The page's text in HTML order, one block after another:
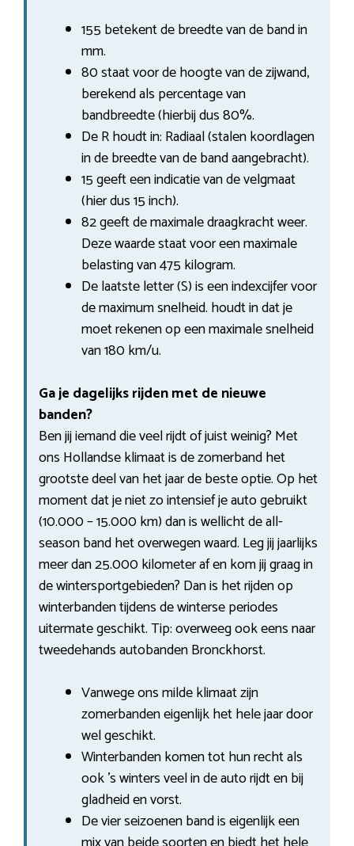
155 betekent de breedte van de band in
mm.
80 staat voor de hoogte van de zijwand,
berekend als percentage van
bandbreedte (hierbij dus 80%.
De R houdt in: Radiaal (stalen koordlagen
in de breedte van de band aangebracht).
15 geeft een indicatie van de velgmaat
(hier dus 15 inch).
82 geeft de maximale draagkracht weer.
Deze waarde staat voor een maximale
belasting van 475 kilogram.
De laatste letter (S) is een indexcijfer voor
de maximum snelheid. houdt in dat je
moet rekenen op een maximale snelheid
van 180 km/u.
Ga je dagelijks rijden met de nieuwe
banden?
Ben jij iemand die veel rijdt of juist weinig? Met
ons Hollandse klimaat is de zomerband het
grootste deel van het jaar de beste optie. Op het
moment dat je niet zo intensief je auto gebruikt
(10.000 – 15.000 km) dan is wellicht de all-
season band het overwegen waard. Leg jij jaarlijks
meer dan 25.000 kilometer af en kom jij graag in
de wintersportgebieden? Dan is het rijden op
winterbanden tijdens de winterse periodes
uitermate geschikt. Tip: overweeg ook eens naar
tweedehands autobanden Bronckhorst.
Vanwege ons milde klimaat zijn
zomerbanden eigenlijk het hele jaar door
wel geschikt.
Winterbanden komen tot hun recht als
ook ’s winters veel in de auto rijdt en bij
gladheid en vorst.
De vier seizoenen band is eigenlijk een